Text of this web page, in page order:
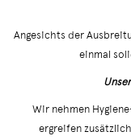
Angesichts der
einmal
Wir nehmen
ergreifen